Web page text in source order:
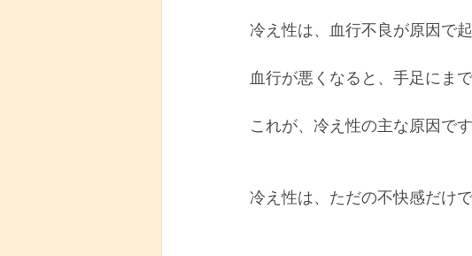
冷え性は、血行不良が原因で起
血行が悪くなると、手足にま
これが、冷え性の主な原因です
冷え性は、ただの不快感だけ